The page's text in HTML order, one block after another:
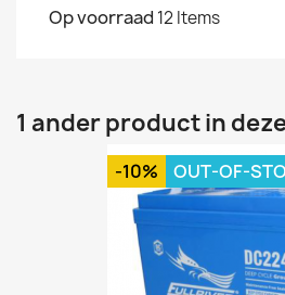
Op voorraad 12 Items
1 ander product in
-10% OUT-OF-